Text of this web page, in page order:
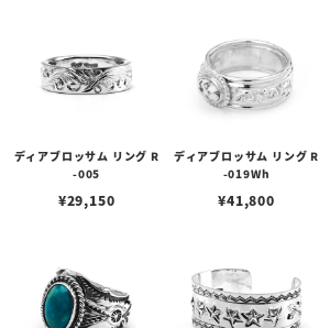
ディアブロッサム リング R
-005
¥29,150
ディアブロッサム リング R
-019Wh
¥41,800